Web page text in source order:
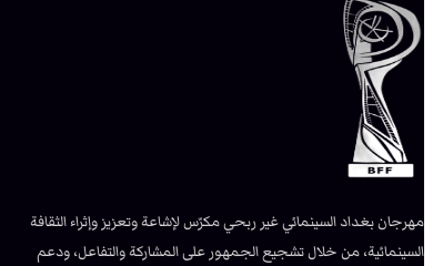
مهرجان بغداد السينمائي غير ربحي مكرّس لإشاعة وتعزيز وإثراء الثقافة
السينمائية، من خلال تشجيع الجمهور على المشاركة والتفاعل، ودعم